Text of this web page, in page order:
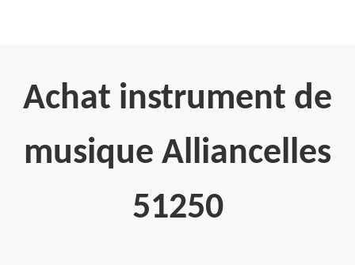
Achat instrument de
musique Alliancelles
51250